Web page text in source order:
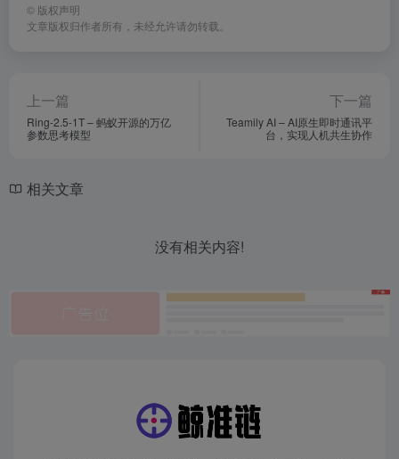
© 版权声明
文章版权归作者所有，未经允许请勿转载。
上一篇
Ring-2.5-1T – 蚂蚁开源的万亿
参数思考模型
下一篇
Teamily AI – AI原生即时通讯平
台，实现人机共生协作
相关文章
没有相关内容!